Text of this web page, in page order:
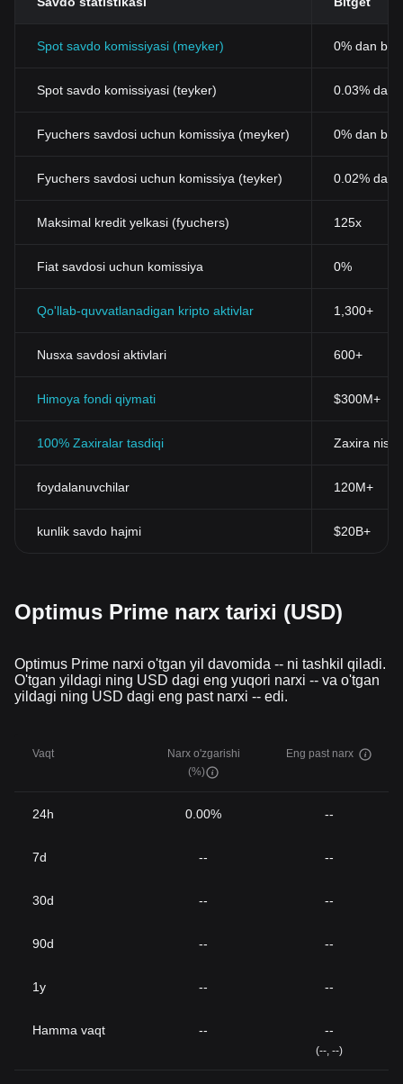
Spot savdo komissiyasi (meyker) 0% dan
Spot savdo komissiyasi (teyker) 0.03% dan
Fyuchers savdosi uchun komissiya (meyker) 0% dan
Fyuchers savdosi uchun komissiya (teyker) 0.02% dan
Maksimal kredit yelkasi (fyuchers) 125x
Fiat savdosi uchun komissiya 0%
Qo'llab-quvvatlanadigan kripto aktivlar 1,300+
Nusxa savdosi aktivlari 600+
Himoya fondi qiymati $300M+
100% Zaxiralar tasdiqi Zaxira
foydalanuvchilar 120M+
kunlik savdo hajmi $20B+
Optimus Prime narx tarixi (USD)
Optimus Prime narxi o'tgan yil davomida -- ni tashkil qiladi.
O'tgan yildagi ning USD dagi eng yuqori narxi -- va o'tgan
yildagi ning USD dagi eng past narxi -- edi.
Vaqt
Narx o'zgarishi
(%)
Eng past narx
24h 0.00% --
7d -- --
30d -- --
90d -- --
1y -- --
Hamma vaqt -- --
(--, --)